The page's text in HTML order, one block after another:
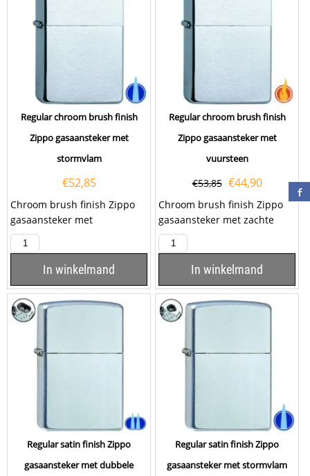
Regular chroom brush finish
Zippo gasaansteker met
stormvlam
€52,85
Chroom brush finish Zippo
gasaansteker met
stormvlam. Deze Zippo
aansteker heeft een...
In winkelmand
Regular chroom brush finish
Zippo gasaansteker met
vuursteen
€53,85 €44,90
Chroom brush finish Zippo
gasaansteker met zachte
vlam. Deze Zippo aansteker
heeft een...
In winkelmand
Regular satin finish Zippo
gasaansteker met dubbele
Regular satin finish Zippo
gasaansteker met stormvlam